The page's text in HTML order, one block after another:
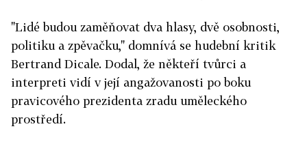
"Lidé budou zaměňovat dva hlasy, dvě osobnosti,
politiku a zpěvačku," domnívá se hudební kritik
Bertrand Dicale. Dodal, že někteří tvůrci a
interpreti vidí v její angažovanosti po boku
pravicového prezidenta zradu uměleckého
prostředí.